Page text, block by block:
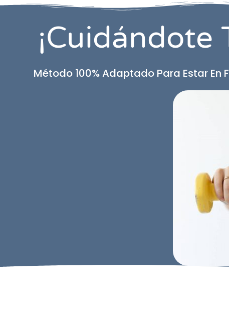
¡Cuidándote
Método 100% Adaptado Para Estar En